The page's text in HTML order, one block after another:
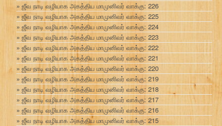
ஜீவ நாடி வழியாக அகத்திய மாமுனிவர் வாக்கு: 226
ஜீவ நாடி வழியாக அகத்திய மாமுனிவர் வாக்கு: 225
ஜீவ நாடி வழியாக அகத்திய மாமுனிவர் வாக்கு: 224
ஜீவ நாடி வழியாக அகத்திய மாமுனிவர் வாக்கு: 223
ஜீவ நாடி வழியாக அகத்திய மாமுனிவர் வாக்கு: 222
ஜீவ நாடி வழியாக அகத்திய மாமுனிவர் வாக்கு: 221
ஜீவ நாடி வழியாக அகத்திய மாமுனிவர் வாக்கு: 220
ஜீவ நாடி வழியாக அகத்திய மாமுனிவர் வாக்கு: 219
ஜீவ நாடி வழியாக அகத்திய மாமுனிவர் வாக்கு: 218
ஜீவ நாடி வழியாக அகத்திய மாமுனிவர் வாக்கு: 217
ஜீவ நாடி வழியாக அகத்திய மாமுனிவர் வாக்கு: 216
ஜீவ நாடி வழியாக அகத்திய மாமுனிவர் வாக்கு: 215